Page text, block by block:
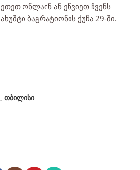
ონლაინ ან ეწვიეთ ჩვენს
ბაგრატიონის ქუჩა 29-ში.
თბილისი